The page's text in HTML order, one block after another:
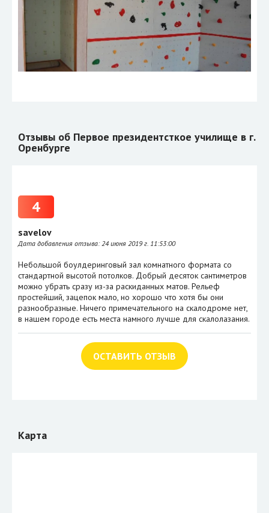
Отзывы об Первое президентсткое училище в г.
Оренбурге
savelov
Дата добавления отзыва: 24 июня 2019 г. 11:53:00
4
Небольшой боулдеринговый зал комнатного формата со
стандартной высотой потолков. Добрый десяток сантиметров
можно убрать сразу из-за раскиданных матов. Рельеф
простейший, зацепок мало, но хорошо что хотя бы они
разнообразные. Ничего примечательного на скалодроме нет,
в нашем городе есть места намного лучше для скалолазания.
ОСТАВИТЬ ОТЗЫВ
Карта